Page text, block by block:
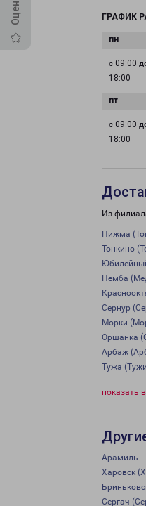
ГРАФИК
с 09:00
18:00
с 09:00
18:00
Из
Пижма
Тонкино
Пемба
Сернур
Морки
Оршанка
Арбаж
Тужа
показать
Арамиль
Харовск
Сергач